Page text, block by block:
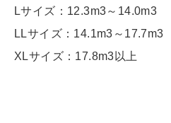
Lサイズ：12.3m3～14.0m3
LLサイズ：14.1m3～17.7m3
XLサイズ：17.8m3以上